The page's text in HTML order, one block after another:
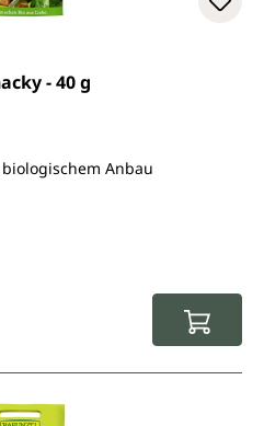
von 4.4 von 5 Sternen
- 40 g
Anbau